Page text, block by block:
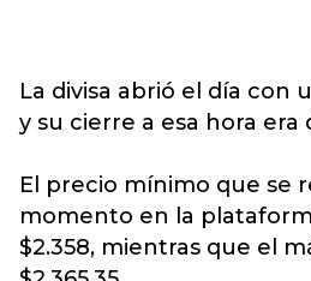
La divisa abrió el día con
y su cierre a esa hora era
El precio mínimo que se
momento en la
$2.358, mientras que el